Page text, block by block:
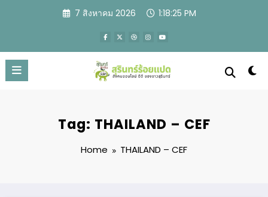
7 สิงหาคม 2026 1:18:26 PM
Tag: THAILAND – CEF
Home THAILAND – CEF